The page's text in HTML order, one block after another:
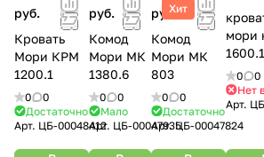
руб.
Кровать
Мори КРМ
1200.1
0
0
Достаточно
Арт. ЦБ-00048412
руб.
Комод
Мори МК
1380.6
0
0
Мало
Арт. ЦБ-00047935
Хит
руб.
Комод
Мори МК
803
0
0
Достаточно
Арт.ЦБ-00047824
мори
1600.1
0
0
Нет
Арт.